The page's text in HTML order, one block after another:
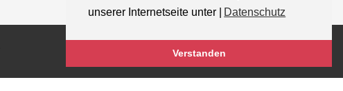
unserer Internetseite unter |
Datenschutz
Verstanden